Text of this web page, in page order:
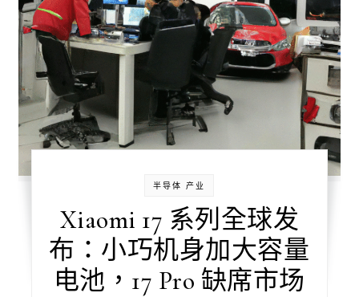
半导体 产业
Xiaomi 17 系列全球发
布：小巧机身加大容量
电池，17 Pro 缺席市场